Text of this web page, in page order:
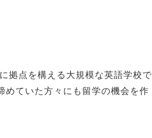
拠点を構える大規模な英語学校で
めていた方々にも留学の機会を作